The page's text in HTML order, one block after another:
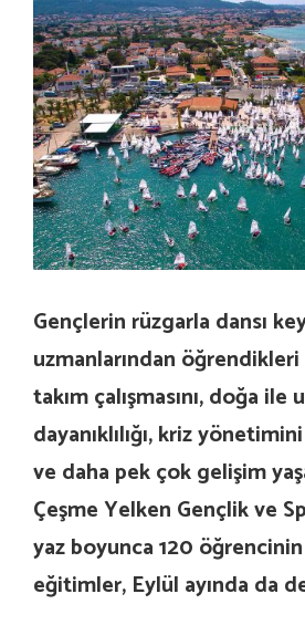
Gençlerin rüzgarla dansı
uzmanlarından
takım çalışmasını, doğa ile
dayanıklılığı, kriz
ve daha pek çok gelişim
Çeşme Yelken Gençlik ve
yaz boyunca 120 öğrencinin
eğitimler, Eylül ayında da